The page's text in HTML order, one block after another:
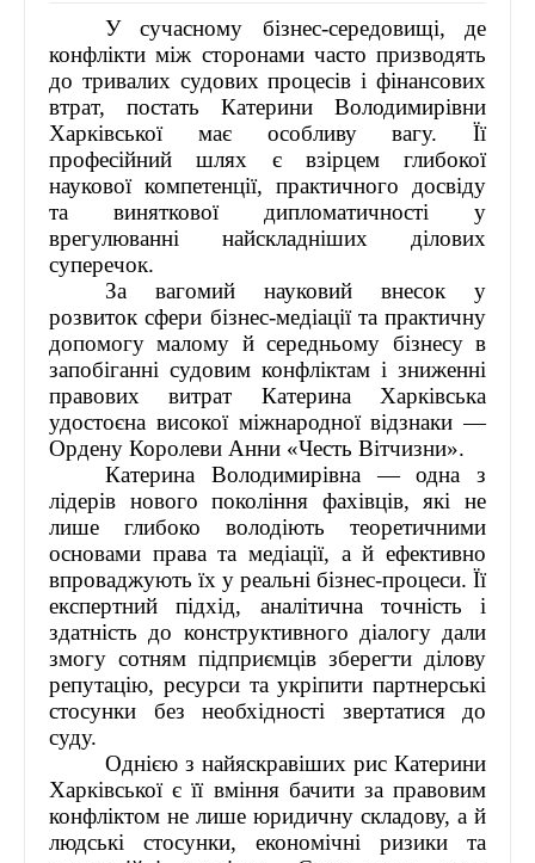
ЛІДЕРИ ХХІ СТОЛІТТЯ - ПРЕЗЕНТАЦІЇ
СПІЛЬНО ДЛЯ УКРАЇНИ
НАГОРОДИ, ВІДЗНАКИ
У сучасному бізнес-середовищі, де
конфлікти між сторонами часто призводять
до тривалих судових процесів і фінансових
втрат, постать Катерини Володимирівни
Харківської має особливу вагу. Її
професійний шлях є взірцем глибокої
наукової компетенції, практичного досвіду
та виняткової дипломатичності у
врегулюванні найскладніших ділових
суперечок.
За вагомий науковий внесок у
розвиток сфери бізнес-медіації та практичну
допомогу малому й середньому бізнесу в
запобіганні судовим конфліктам і зниженні
правових витрат Катерина Харківська
удостоєна високої міжнародної відзнаки —
Ордену Королеви Анни «Честь Вітчизни».
Катерина Володимирівна — одна з
лідерів нового покоління фахівців, які не
лише глибоко володіють теоретичними
основами права та медіації, а й ефективно
впроваджують їх у реальні бізнес-процеси. Її
експертний підхід, аналітична точність і
здатність до конструктивного діалогу дали
змогу сотням підприємців зберегти ділову
репутацію, ресурси та укріпити партнерські
стосунки без необхідності звертатися до
суду.
Однією з найяскравіших рис Катерини
Харківської є її вміння бачити за правовим
конфліктом не лише юридичну складову, а й
людські стосунки, економічні ризики та